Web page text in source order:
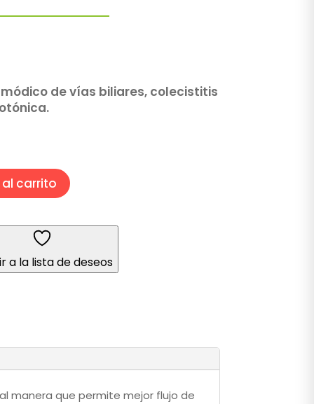
de vías biliares, colecistitis
carrito
a la lista de deseos
manera que permite mejor flujo de